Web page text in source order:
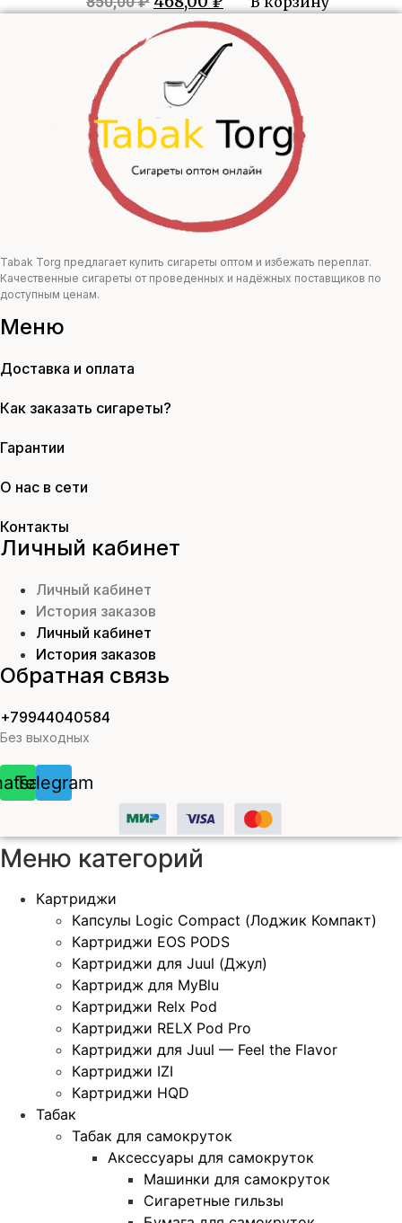
цена
составляла
850,00 ₽.
цена:
468,00 ₽.
Tabak Torg предлагает купить сигареты оптом и избежать переплат.
Качественные сигареты от проведенных и надёжных поставщиков по
доступным ценам.
Меню
Доставка и оплата
Как заказать сигареты?
Гарантии
О нас в сети
Контакты
Личный кабинет
Личный кабинет
История заказов
Личный кабинет
История заказов
Обратная связь
+79944040584
Без выходных
Telegram
Меню категорий
Картриджи
Капсулы Logic Compact (Лоджик Компакт)
Картриджи EOS PODS
Картриджи для Juul (Джул)
Картридж для MyBlu
Картриджи Relx Pod
Картриджи RELX Pod Pro
Картриджи для Juul — Feel the Flavor
Картриджи IZI
Картриджи HQD
Табак
Табак для самокруток
Аксессуары для самокруток
Машинки для самокруток
Сигаретные гильзы